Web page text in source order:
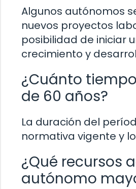
Algunos autónomos
nuevos proyectos
posibilidad de iniciar
crecimiento y
¿Cuánto
de 60 años?
La duración del
normativa vigente y
¿Qué recursos
autónomo